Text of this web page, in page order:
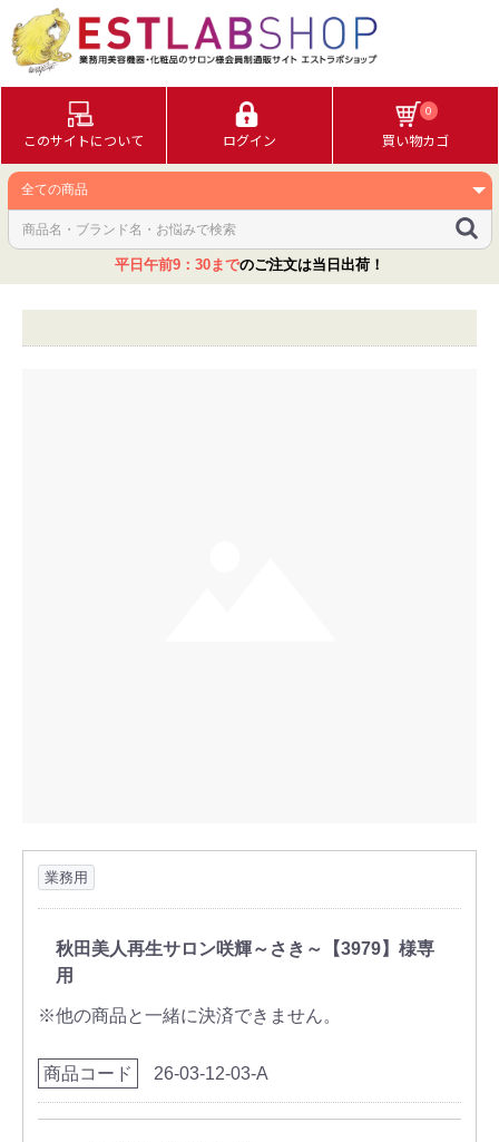
このサイトについて ログイン
0
買い物カゴ
平日午前9：30までのご注文は当日出荷！
業務用
​秋田美人再生サロン咲輝～さき～【3979】様専
用
※他の商品と一緒に決済できません。
商品コード 26-03-12-03-A